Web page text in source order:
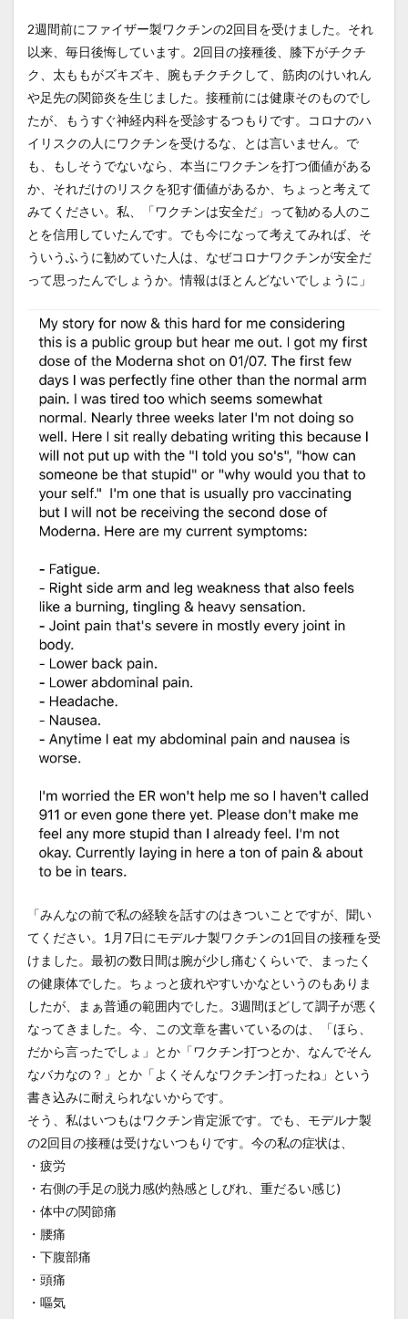
2週間前にファイザー製ワクチンの2回目を受けました。それ
以来、毎日後悔しています。2回目の接種後、膝下がチクチ
ク、太ももがズキズキ、腕もチクチクして、筋肉のけいれん
や足先の関節炎を生じました。接種前には健康そのものでし
たが、もうすぐ神経内科を受診するつもりです。コロナのハ
イリスクの人にワクチンを受けるな、とは言いません。で
も、もしそうでないなら、本当にワクチンを打つ価値がある
か、それだけのリスクを犯す価値があるか、ちょっと考えて
みてください。私、「ワクチンは安全だ」って勧める人のこ
とを信用していたんです。でも今になって考えてみれば、そ
ういうふうに勧めていた人は、なぜコロナワクチンが安全だ
って思ったんでしょうか。情報はほとんどないでしょうに」
「みんなの前で私の経験を話すのはきついことですが、聞い
てください。1月7日にモデルナ製ワクチンの1回目の接種を受
けました。最初の数日間は腕が少し痛むくらいで、まったく
の健康体でした。ちょっと疲れやすいかなというのもありま
したが、まぁ普通の範囲内でした。3週間ほどして調子が悪く
なってきました。今、この文章を書いているのは、「ほら、
だから言ったでしょ」とか「ワクチン打つとか、なんでそん
なバカなの？」とか「よくそんなワクチン打ったね」という
書き込みに耐えられないからです。
そう、私はいつもはワクチン肯定派です。でも、モデルナ製
の2回目の接種は受けないつもりです。今の私の症状は、
・疲労
・右側の手足の脱力感(灼熱感としびれ、重だるい感じ)
・体中の関節痛
・腰痛
・下腹部痛
・頭痛
・嘔気